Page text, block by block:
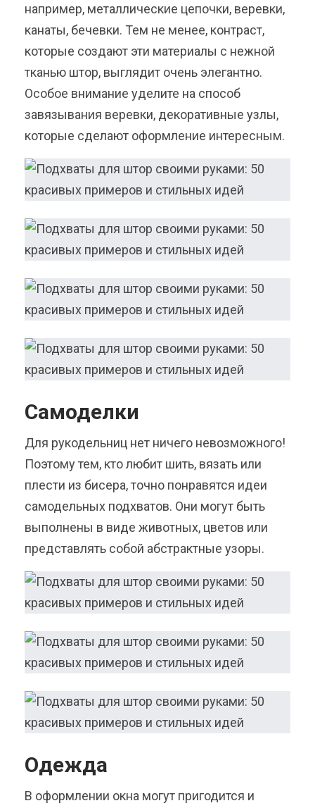
например, металлические цепочки, веревки,
канаты, бечевки. Тем не менее, контраст,
которые создают эти материалы с нежной
тканью штор, выглядит очень элегантно.
Особое внимание уделите на способ
завязывания веревки, декоративные узлы,
которые сделают оформление интересным.
Самоделки
Для рукодельниц нет ничего невозможного!
Поэтому тем, кто любит шить, вязать или
плести из бисера, точно понравятся идеи
самодельных подхватов. Они могут быть
выполнены в виде животных, цветов или
представлять собой абстрактные узоры.
Одежда
В оформлении окна могут пригодится и